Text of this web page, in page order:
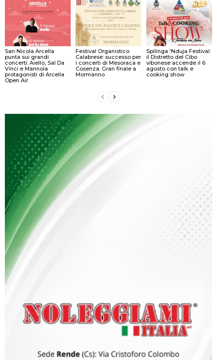
San Nicola Arcella
punta sui grandi
concerti: Aiello, Sal Da
Vinci e Mannoia
protagonisti di Arcella
Open Air
Festival Organistico
Calabrese: successo per
i concerti di Mesoraca e
Cosenza. Gran finale a
Mormanno
Spilinga ‘Nduja Festival:
il Distretto del Cibo
vibonese accende il 6
agosto con talk e
cooking show